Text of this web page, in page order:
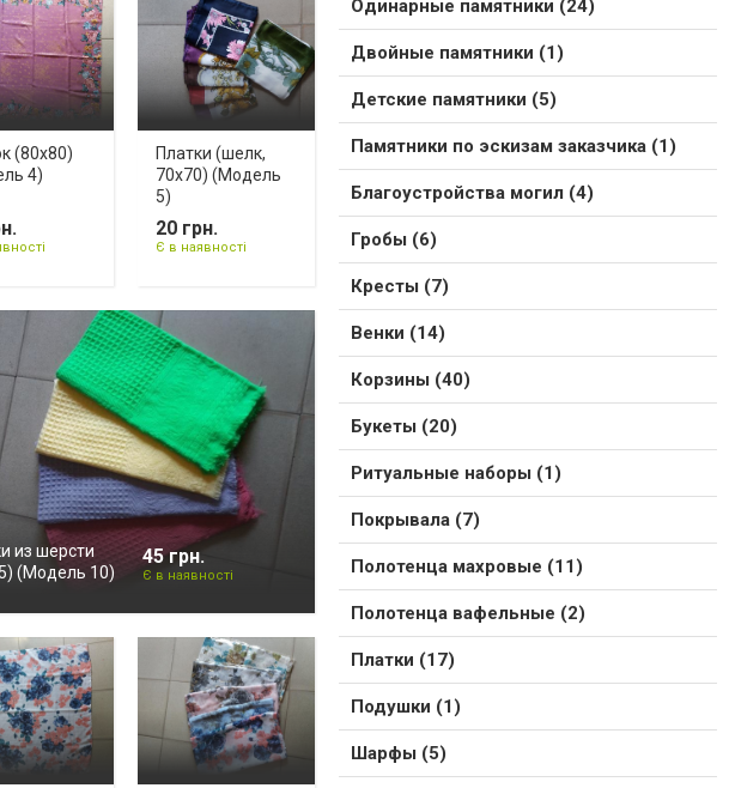
(80х80)
4)
Платки (шелк,
70х70) (Модель
5)
20 грн.
Є в наявності
из шерсти
(Модель 10)
45 грн.
Є в наявності
Одинарные памятники (24)
Двойные памятники (1)
Детские памятники (5)
Памятники по эскизам заказчика (1)
Благоустройства могил (4)
Гробы (6)
Кресты (7)
Венки (14)
Корзины (40)
Букеты (20)
Ритуальные наборы (1)
Покрывала (7)
Полотенца махровые (11)
Полотенца вафельные (2)
Платки (17)
Подушки (1)
Шарфы (5)